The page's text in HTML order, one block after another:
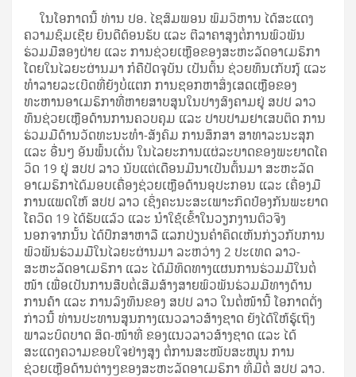
ໃນໂອກາດນີ້ ທ່ານ ປອ. ໄຊສົມພອນ ພົມວິຫານ ໄດ້ສະແດງ
ຄວາມຊົມເຊີຍ ຍິນດີຕ້ອນຮັບ ແລະ ຕີລາຄາສູງຕໍ່ການພົວພັນ
ຮ່ວມມືສອງຝ່າຍ ແລະ ການຊ່ວຍເຫຼືອຂອງສະຫະລັດອາເມຣິກາ
ໂດຍໃນໄລຍະຜ່ານມາ ກໍຄືປັດຈຸບັນ ເປັນຕົ້ນ ຊ່ວຍທຶນເກັບກູ້ ແລະ
ທໍາລາຍລະເບີດທີ່ຍັງບໍ່ແຕກ ການຊອກຫາສິ່ງເສດເຫຼືອຂອງ
ທະຫານອາເມຣິກາທີ່ຫາຍສາບສູນໃນປາງສົງຄາມຢູ່ ສປປ ລາວ
ທຶນຊ່ວຍເຫຼືອດ້ານການຄວບຄຸມ ແລະ ປາບປາມຢາເສບຕິດ ການ
ຮ່ວມມືດ້ານວັດທະນະທໍາ-ສັງຄົມ ການສຶກສາ ສາທາລະນະສຸກ
ແລະ ອື່ນໆ ອັນພົ້ນເດັ່ນ ໃນໄລຍະການແຜ່ລະບາດຂອງພະຍາດໂຄ
ວິດ 19 ຢູ່ ສປປ ລາວ ນັບແຕ່ເດືອນມີນາເປັນຕົ້ນມາ ສະຫະລັດ
ອາເມຣິກາໄດ້ມອບເຄື່ອງຊ່ວຍເຫຼືອດ້ານອຸປະກອນ ແລະ ເຄື່ອງມື
ການແພດໃຫ້ ສປປ ລາວ ເຊິ່ງຄະນະສະເພາະກິດປ້ອງກັນພະຍາດ
ໂຄວິດ 19 ໄດ້ຮັບແລ້ວ ແລະ ນໍາໃຊ້ເຂົ້າໃນວຽກງານຕົວຈິງ
ນອກຈາກນັ້ນ ໄດ້ປຶກສາຫາລື ແລກປ່ຽນຄໍາຄິດເຫັນກ່ຽວກັບການ
ພົວພັນຮ່ວມມືໃນໄລຍະຜ່ານມາ ລະຫວ່າງ 2 ປະເທດ ລາວ-
ສະຫະລັດອາເມຣິກາ ແລະ ໄດ້ມີທິດທາງແຜນການຮ່ວມມືໃນຕໍ່
ໜ້າ ເພື່ອເປັນການສືບຕໍ່ເສີມສ້າງສາຍພົວພັນຮ່ວມມືທາງດ້ານ
ການຄ້າ ແລະ ການລົງທຶນຂອງ ສປປ ລາວ ໃນຕໍ່ໜ້ານີ້ ໂອກາດດັ່ງ
ກ່າວນີ້ ທ່ານປະທານສູນກາງແນວລາວສ້າງຊາດ ຍັງໄດ້ໃຫ້ຮູ້ເຖິງ
ພາລະບົດບາດ ສິດ-ໜ້າທີ່ ຂອງແນວລາວສ້າງຊາດ ແລະ ໄດ້
ສະແດງຄວາມຂອບໃຈຢ່າງສູງ ຕໍ່ການສະໜັບສະໜູນ ການ
ຊ່ວຍເຫຼືອດ້ານຕ່າງໆຂອງສະຫະລັດອາເມຣິກາ ທີ່ມີຕໍ່ ສປປ ລາວ.